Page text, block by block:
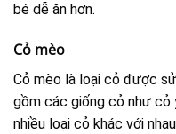
bé dễ ăn hơn.
Cỏ mèo
Cỏ mèo là loại cỏ được
gồm các giống cỏ như cỏ
nhiều loại cỏ khác với